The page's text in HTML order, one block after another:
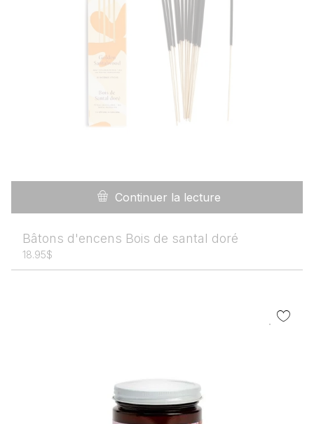
Continuer la lecture
Bâtons d'encens Bois de santal doré
18.95$